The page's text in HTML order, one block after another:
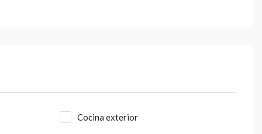
Cocina exterior